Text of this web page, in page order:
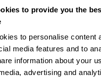
to provide you the
to personalise content
media features and to
information about your
advertising and